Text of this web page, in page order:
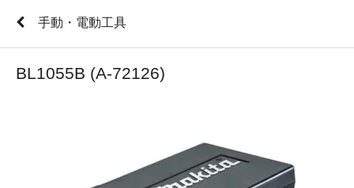
手動・電動工具
BL1055B (A-72126)